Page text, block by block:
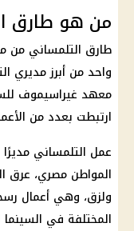
من هو طارق
واحد من أبرز مديري
معهد غيراسيموف
ارتبطت بعدد من
عمل التلمساني مديرًا
المواطن مصري، عرق
ولزق، وهي أعمال
المختلفة في السينما